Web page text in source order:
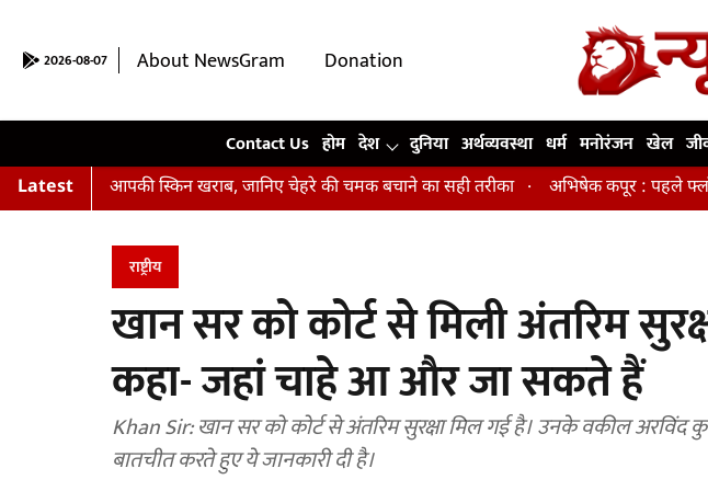
2026-08-07 About NewsGram
Donation
Contact Us होम देश दुनिया अर्थव्यवस्था धर्म मनोरंजन खेल
Latest
आपकी स्किन खराब, जानिए चेहरे की चमक बचाने का सही तरीका अभिषेक कपूर : पहले फ्लॉप एक्टर फिर
राष्ट्रीय
खान सर को कोर्ट से मिली अंतरिम
कहा- जहां चाहे आ और जा सकते हैं
Khan Sir: खान सर को कोर्ट से अंतरिम सुरक्षा मिल गई है। उनके वकील
बातचीत करते हुए ये जानकारी दी है।